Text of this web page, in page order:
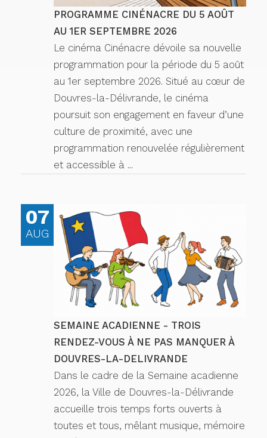
PROGRAMME CINÉNACRE DU 5 AOÛT
AU 1ER SEPTEMBRE 2026
Le cinéma Cinénacre dévoile sa nouvelle
programmation pour la période du 5 août
au 1er septembre 2026. Situé au cœur de
Douvres-la-Délivrande, le cinéma
poursuit son engagement en faveur d’une
culture de proximité, avec une
programmation renouvelée régulièrement
et accessible à ...
07
AUG
SEMAINE ACADIENNE - TROIS
RENDEZ-VOUS À NE PAS MANQUER À
DOUVRES-LA-DELIVRANDE
Dans le cadre de la Semaine acadienne
2026, la Ville de Douvres-la-Délivrande
accueille trois temps forts ouverts à
toutes et tous, mêlant musique, mémoire